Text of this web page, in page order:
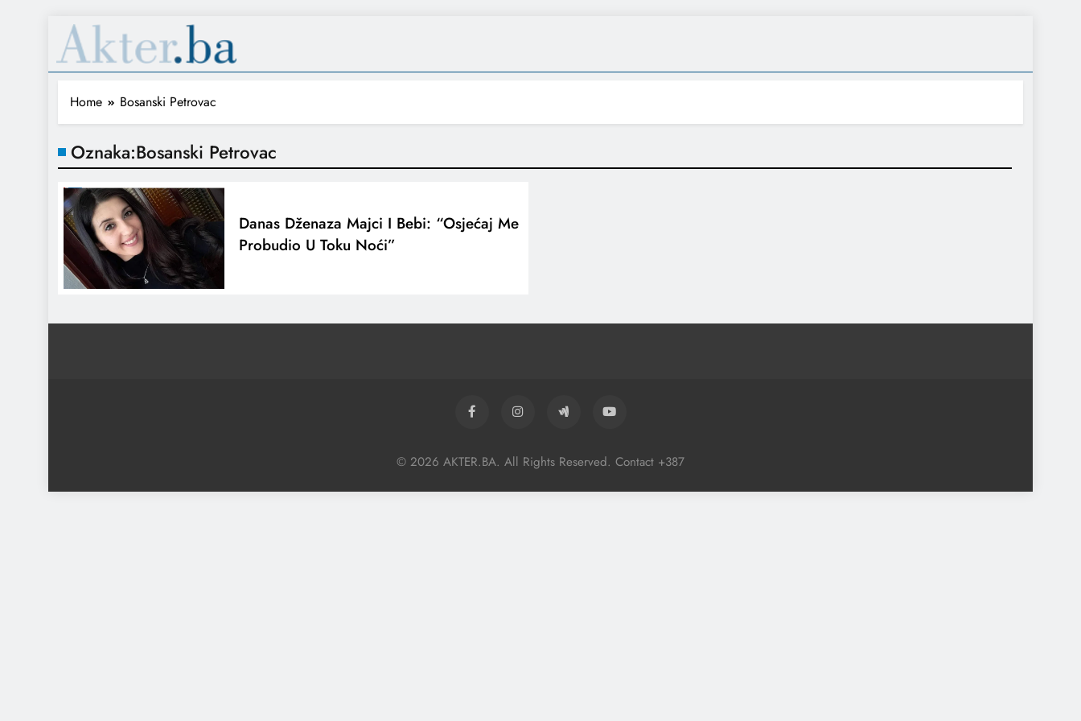
Home Bosanski Petrovac
Oznaka:Bosanski Petrovac
Danas Dženaza Majci I Bebi: “Osjećaj Me
Probudio U Toku Noći”
© 2026 AKTER.BA. All Rights Reserved. Contact +387